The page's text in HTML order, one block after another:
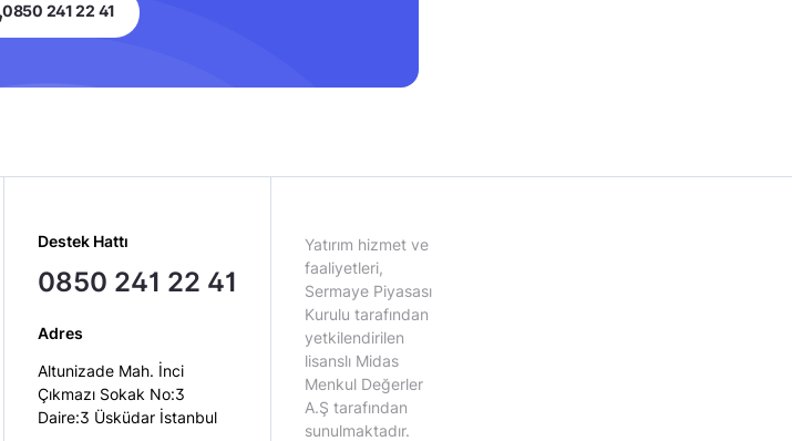
0850 241 22 41
Destek Hattı
0850 241 22 41
Adres
Altunizade Mah. İnci
Çıkmazı Sokak No:3
Daire:3 Üsküdar İstanbul
Yatırım hizmet ve
faaliyetleri,
Sermaye Piyasası
Kurulu tarafından
yetkilendirilen
lisanslı Midas
Menkul Değerler
A.Ş tarafından
sunulmaktadır.